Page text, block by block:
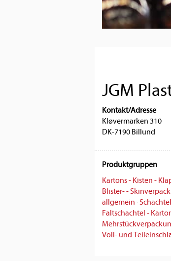
JGM
Kontakt/Adresse
Kløvermarken 310
DK-7190 Billund
Produktgruppen
Kartons - Kisten -
Blister- -
allgemein ·
Faltschachtel -
Voll- und